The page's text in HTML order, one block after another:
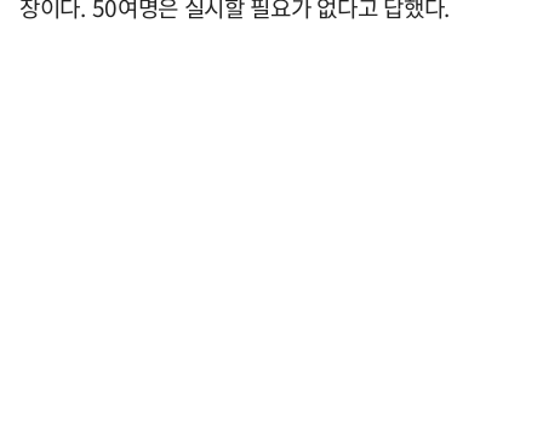
장이다. 50여명은 실시할 필요가 없다고 답했다.